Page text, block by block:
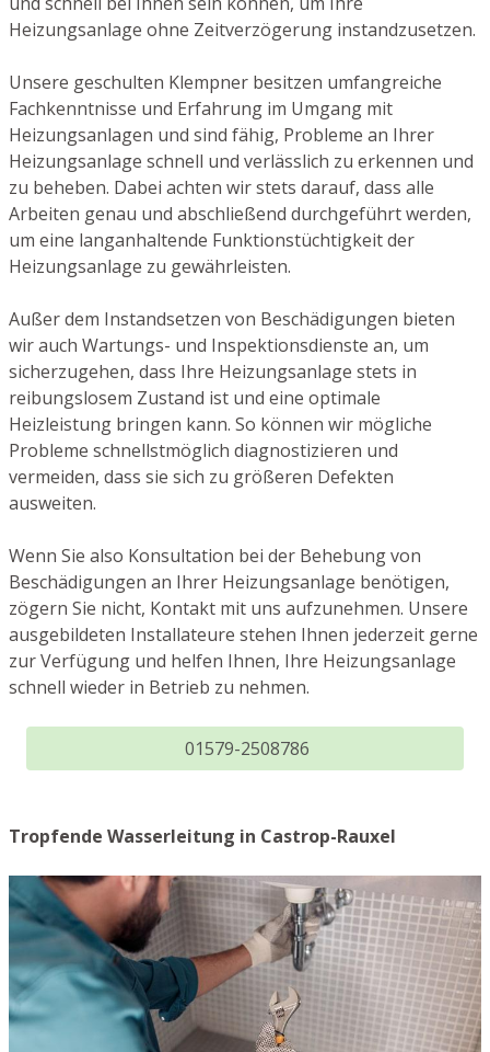
Heizungsanlage ohne Zeitverzögerung instandzusetzen.
Unsere geschulten Klempner besitzen umfangreiche
Fachkenntnisse und Erfahrung im Umgang mit
Heizungsanlagen und sind fähig, Probleme an Ihrer
Heizungsanlage schnell und verlässlich zu erkennen und
zu beheben. Dabei achten wir stets darauf, dass alle
Arbeiten genau und abschließend durchgeführt werden,
um eine langanhaltende Funktionstüchtigkeit der
Heizungsanlage zu gewährleisten.
Außer dem Instandsetzen von Beschädigungen bieten
wir auch Wartungs- und Inspektionsdienste an, um
sicherzugehen, dass Ihre Heizungsanlage stets in
reibungslosem Zustand ist und eine optimale
Heizleistung bringen kann. So können wir mögliche
Probleme schnellstmöglich diagnostizieren und
vermeiden, dass sie sich zu größeren Defekten
ausweiten.
Wenn Sie also Konsultation bei der Behebung von
Beschädigungen an Ihrer Heizungsanlage benötigen,
zögern Sie nicht, Kontakt mit uns aufzunehmen. Unsere
ausgebildeten Installateure stehen Ihnen jederzeit gerne
zur Verfügung und helfen Ihnen, Ihre Heizungsanlage
schnell wieder in Betrieb zu nehmen.
01579-2508786
Tropfende Wasserleitung in Castrop-Rauxel